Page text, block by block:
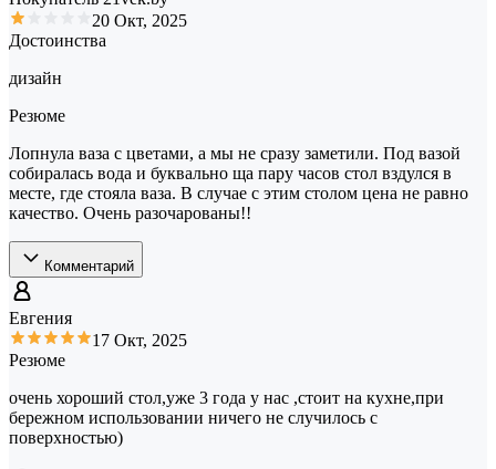
20 Окт, 2025
Достоинства
дизайн
Резюме
Лопнула ваза с цветами, а мы не сразу заметили. Под вазой
собиралась вода и буквально ща пару часов стол вздулся в
месте, где стояла ваза. В случае с этим столом цена не равно
качество. Очень разочарованы!!
Комментарий
Евгения
17 Окт, 2025
Резюме
очень хороший стол,уже 3 года у нас ,стоит на кухне,при
бережном использовании ничего не случилось с
поверхностью)